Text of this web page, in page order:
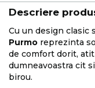
Descriere
Cu un design clasic
Purmo reprezinta
de comfort dorit,
dumneavoastra cit
birou.